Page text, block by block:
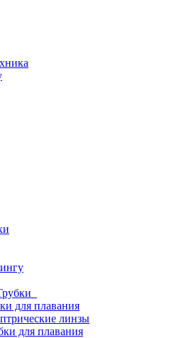
для плавания
линзы
для плавания